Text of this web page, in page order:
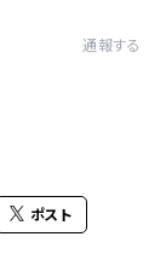
通報する
ポスト